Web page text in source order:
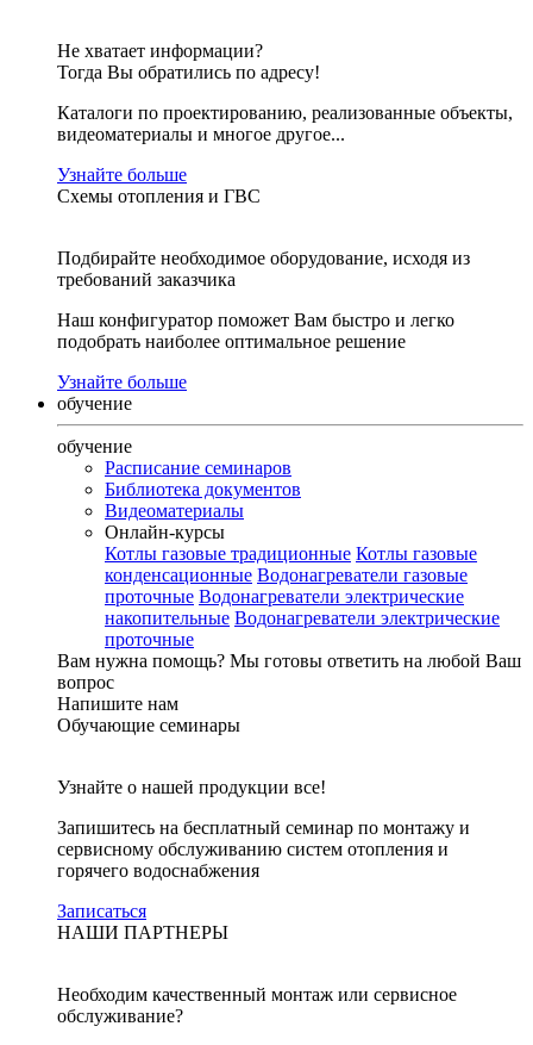
Не хватает информации?
Тогда Вы обратились по адресу!
Каталоги по проектированию, реализованные объекты,
видеоматериалы и многое другое...
Узнайте больше
Схемы отопления и ГВС
Подбирайте необходимое оборудование, исходя из
требований заказчика
Наш конфигуратор поможет Вам быстро и легко
подобрать наиболее оптимальное решение
Узнайте больше
обучение
обучение
Расписание семинаров
Библиотека документов
Видеоматериалы
Онлайн-курсы
Котлы газовые традиционные Котлы газовые
конденсационные Водонагреватели газовые
проточные Водонагреватели электрические
накопительные Водонагреватели электрические
проточные
Вам нужна помощь? Мы готовы ответить на любой Ваш
вопрос
Напишите нам
Обучающие семинары
Узнайте о нашей продукции все!
Запишитесь на бесплатный семинар по монтажу и
сервисному обслуживанию систем отопления и
горячего водоснабжения
Записаться
НАШИ ПАРТНЕРЫ
Необходим качественный монтаж или сервисное
обслуживание?